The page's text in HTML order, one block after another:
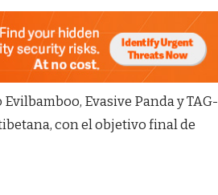
Evasive Panda y TAG-
con el objetivo final de